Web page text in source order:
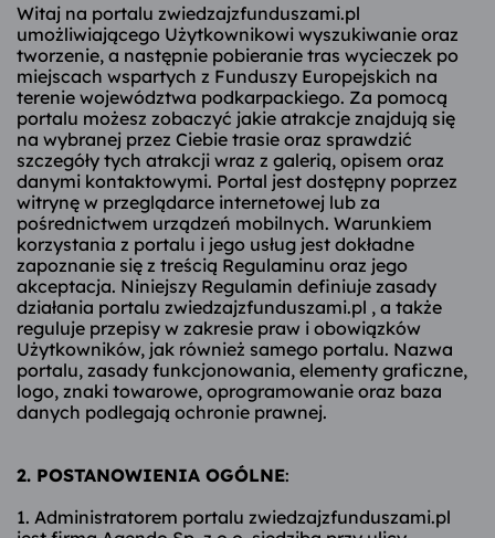
Witaj na portalu zwiedzajzfunduszami.pl
umożliwiającego Użytkownikowi wyszukiwanie oraz
tworzenie, a następnie pobieranie tras wycieczek po
miejscach wspartych z Funduszy Europejskich na
terenie województwa podkarpackiego. Za pomocą
portalu możesz zobaczyć jakie atrakcje znajdują się
na wybranej przez Ciebie trasie oraz sprawdzić
szczegóły tych atrakcji wraz z galerią, opisem oraz
danymi kontaktowymi. Portal jest dostępny poprzez
witrynę w przeglądarce internetowej lub za
pośrednictwem urządzeń mobilnych. Warunkiem
korzystania z portalu i jego usług jest dokładne
zapoznanie się z treścią Regulaminu oraz jego
akceptacja. Niniejszy Regulamin definiuje zasady
działania portalu zwiedzajzfunduszami.pl , a także
reguluje przepisy w zakresie praw i obowiązków
Użytkowników, jak również samego portalu. Nazwa
portalu, zasady funkcjonowania, elementy graficzne,
logo, znaki towarowe, oprogramowanie oraz baza
danych podlegają ochronie prawnej.
2. POSTANOWIENIA OGÓLNE:
1. Administratorem portalu zwiedzajzfunduszami.pl